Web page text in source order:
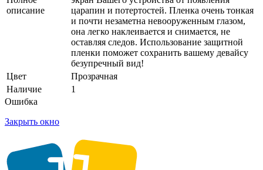
описание
царапин и потертостей. Пленка очень тонкая
и почти незаметна невооруженным глазом,
она легко наклеивается и снимается, не
оставляя следов. Использование защитной
пленки поможет сохранить вашему девайсу
безупречный вид!
Цвет
Прозрачная
Наличие
1
Ошибка
Закрыть окно